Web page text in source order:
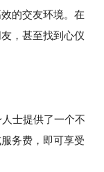
的交友环境。在
，甚至找到心仪
士提供了一个不
务费，即可享受